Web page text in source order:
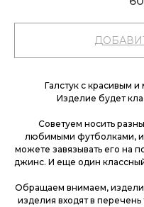
Галстук с красивым
Изделие будет
Советуем носить
любимыми футболками,
можете завязывать его на
джинс. И еще один классный
Обращаем внимаем,
изделия входят в